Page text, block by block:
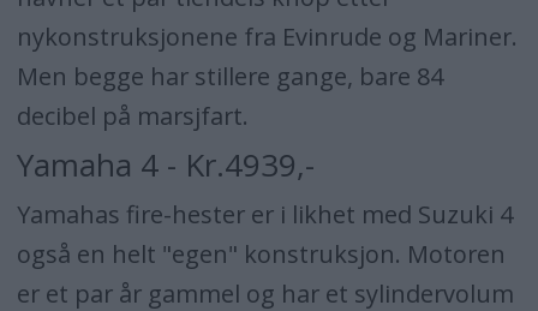
nykonstruksjonene fra Evinrude og Mariner.
Men begge har stillere gange, bare 84
decibel på marsjfart.
Yamaha 4 - Kr.4939,-
Yamahas fire-hester er i likhet med Suzuki 4
også en helt "egen" konstruksjon. Motoren
er et par år gammel og har et sylindervolum